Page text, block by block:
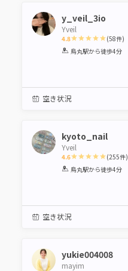
y_veil_3io
Yveil
4.8
1 2 3 4 5
(58件)
烏丸駅から徒歩4分
空き状況
kyoto_nail
Yveil
4.6
1 2 3 4 5
(255件)
烏丸駅から徒歩4分
空き状況
yukie004008
mayim